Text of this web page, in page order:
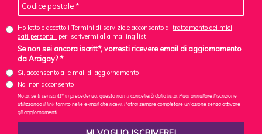
Ho letto e accetto i Termini di servizio e acconsento al trattamento dei miei
dati personali per iscrivermi alla mailing list
Se non sei ancora iscritt*, vorresti ricevere email di aggiornamento
da Arcigay? *
Sì, acconsento alle mail di aggiornamento
No, non acconsento
Nota: se ti sei iscritt* in precedenza, questo non ti cancellerà dalla lista. Puoi annullare l'iscrizione
utilizzando il link fornito nelle e-mail che ricevi. Potrai sempre completare un'azione senza attivare
gli aggiornamenti.